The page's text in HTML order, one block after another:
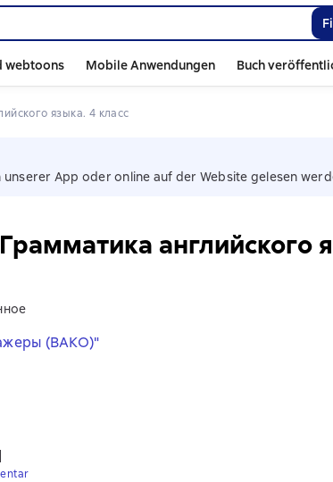
webtoons Mobile Anwendungen Buch
языка. 4 класс
App oder online auf der Website gelesen
английского
(ВАКО)"